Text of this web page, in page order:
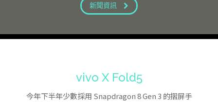
新聞資訊
vivo X Fold5
今年下半年少數採用 Snapdragon 8 Gen 3 的摺屏手